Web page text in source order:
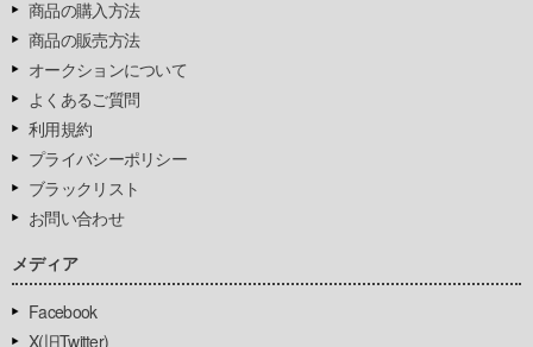
商品の購入方法
商品の販売方法
オークションについて
よくあるご質問
利用規約
プライバシーポリシー
ブラックリスト
お問い合わせ
メディア
Facebook
X(旧Twitter)